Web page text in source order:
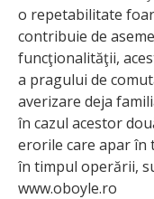
o repetabilitate
contribuie de
funcţionalităţii,
a pragului de
averizare deja
în cazul acestor
erorile care apar în
în timpul operării,
www.oboyle.ro